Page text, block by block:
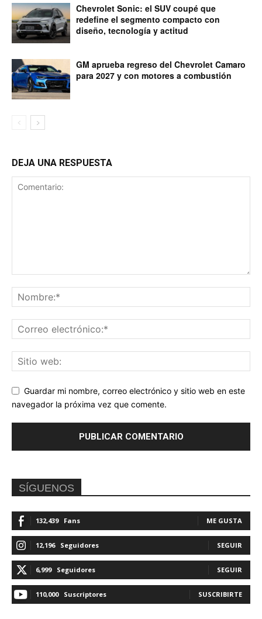
Chevrolet Sonic: el SUV coupé que
redefine el segmento compacto con
diseño, tecnología y actitud
GM aprueba regreso del Chevrolet Camaro
para 2027 y con motores a combustión
DEJA UNA RESPUESTA
Guardar mi nombre, correo electrónico y sitio web en este
navegador la próxima vez que comente.
SÍGUENOS
132,439 Fans ME GUSTA
12,196 Seguidores SEGUIR
6,999 Seguidores SEGUIR
110,000 Suscriptores SUSCRIBIRTE